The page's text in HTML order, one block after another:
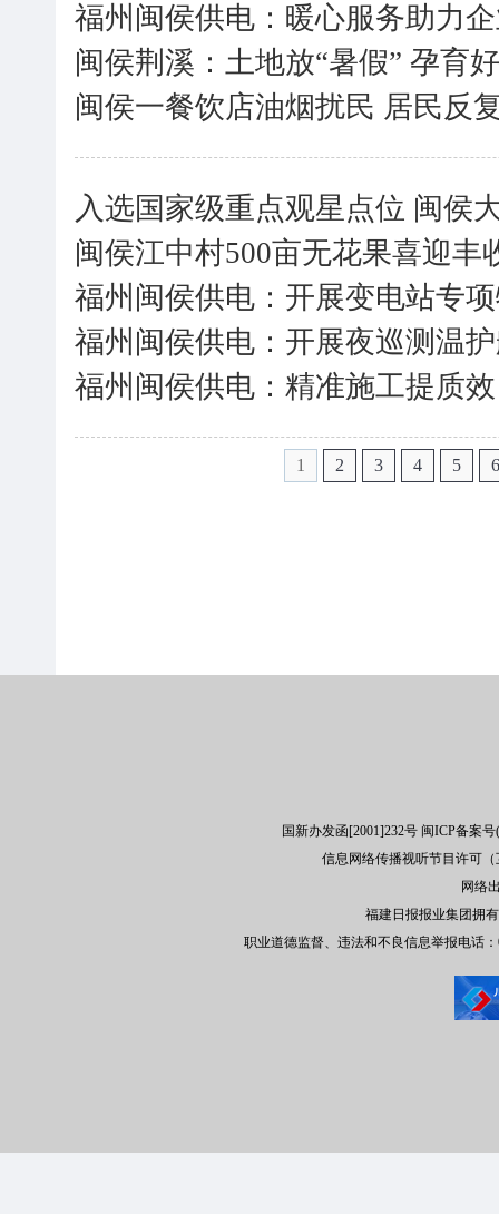
福州闽侯供电：暖心服务助力
闽侯荆溪：土地放“暑假” 孕育
闽侯一餐饮店油烟扰民 居民反
入选国家级重点观星点位 闽侯
闽侯江中村500亩无花果喜迎丰
福州闽侯供电：开展变电站专
福州闽侯供电：开展夜巡测温
福州闽侯供电：精准施工提质
1 2 3 4 5 6